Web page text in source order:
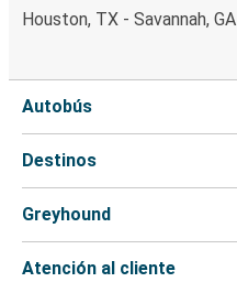
Houston, TX - Savannah, GA
Autobús
Destinos
Greyhound
Atención al cliente